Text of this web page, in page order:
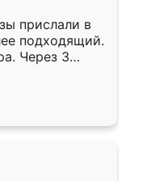
прислали в
подходящий.
Через 3
Остались